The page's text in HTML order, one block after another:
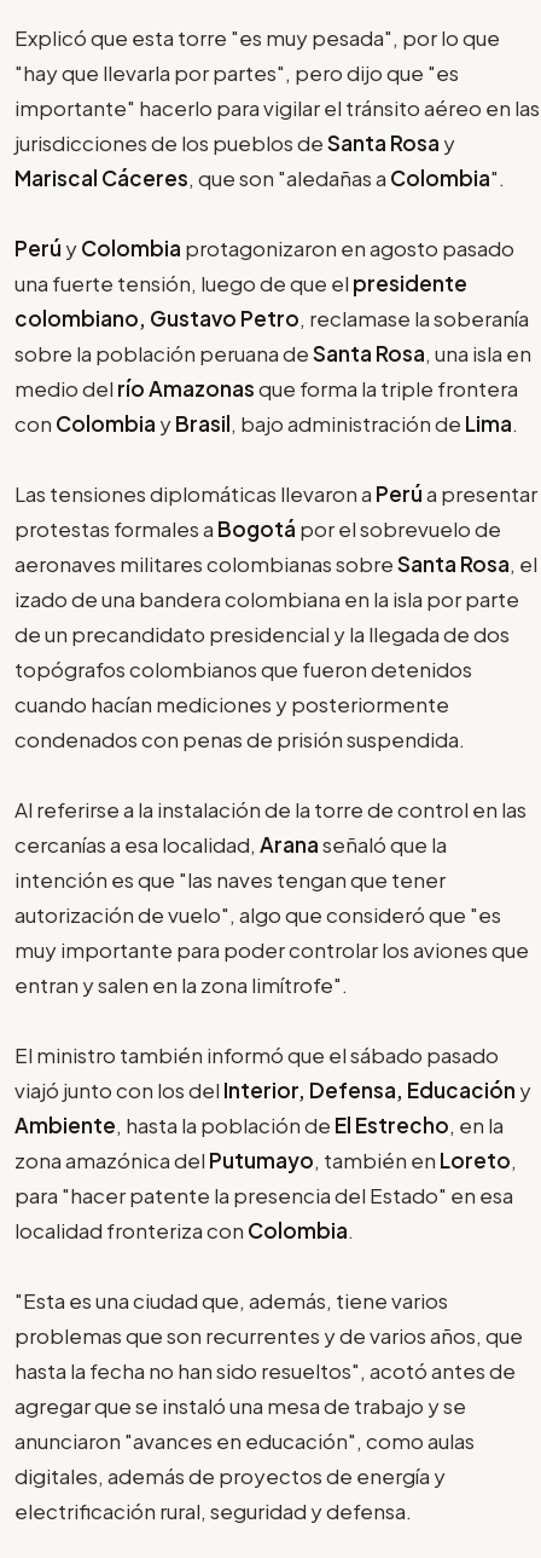
Explicó que esta torre "es muy pesada", por lo que
"hay que llevarla por partes", pero dijo que "es
importante" hacerlo para vigilar el tránsito aéreo en las
jurisdicciones de los pueblos deSanta Rosa y
Mariscal Cáceres, que son "aledañas a Colombia".
Perú yColombia protagonizaron en agosto pasado
una fuerte tensión, luego de que el presidente
colombiano, Gustavo Petro, reclamase la soberanía
sobre la población peruana deSanta Rosa, una isla en
medio del río Amazonasque forma la triple frontera
con Colombia yBrasil, bajo administración de Lima.
Las tensiones diplomáticas llevaron a Perúa presentar
protestas formales a Bogotá por el sobrevuelo de
aeronaves militares colombianas sobreSanta Rosa, el
izado de una bandera colombiana en la isla por parte
de un precandidato presidencial y la llegada de dos
topógrafos colombianos que fueron detenidos
cuando hacían mediciones y posteriormente
condenados con penas de prisión suspendida.
Al referirse a la instalación de la torre de control en las
cercanías a esa localidad, Aranaseñaló que la
intención es que "las naves tengan que tener
autorización de vuelo", algo que consideró que "es
muy importante para poder controlar los aviones que
entran y salen en la zona limítrofe".
El ministro también informó que el sábado pasado
viajó junto con los del Interior, Defensa, Educación y
Ambiente, hasta la población de El Estrecho, en la
zona amazónica del Putumayo, también en Loreto,
para "hacer patente la presencia del Estado" en esa
localidad fronteriza con Colombia.
"Esta es una ciudad que, además, tiene varios
problemas que son recurrentes y de varios años, que
hasta la fecha no han sido resueltos", acotó antes de
agregar que se instaló una mesa de trabajo y se
anunciaron "avances en educación", como aulas
digitales, además de proyectos de energía y
electrificación rural, seguridad y defensa.